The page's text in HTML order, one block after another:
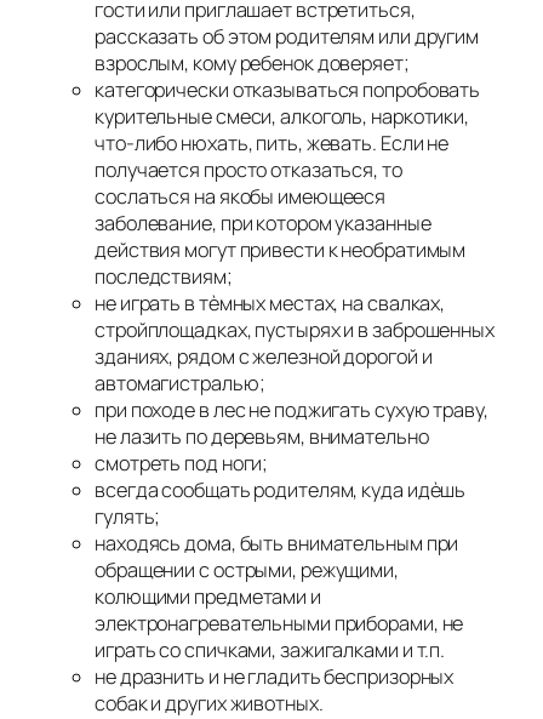
гости или приглашает встретиться,
рассказать об этом родителям или другим
взрослым, кому ребенок доверяет;
категорически отказываться попробовать
курительные смеси, алкоголь, наркотики,
что-либо нюхать, пить, жевать. Если не
получается просто отказаться, то
сослаться на якобы имеющееся
заболевание, при котором указанные
действия могут привести к необратимым
последствиям;
не играть в тѐмных местах, на свалках,
стройплощадках, пустырях и в заброшенных
зданиях, рядом с железной дорогой и
автомагистралью;
при походе в лес не поджигать сухую траву,
не лазить по деревьям, внимательно
смотреть под ноги;
всегда сообщать родителям, куда идѐшь
гулять;
находясь дома, быть внимательным при
обращении с острыми, режущими,
колющими предметами и
электронагревательными приборами, не
играть со спичками, зажигалками и т.п.
не дразнить и не гладить беспризорных
собак и других животных.